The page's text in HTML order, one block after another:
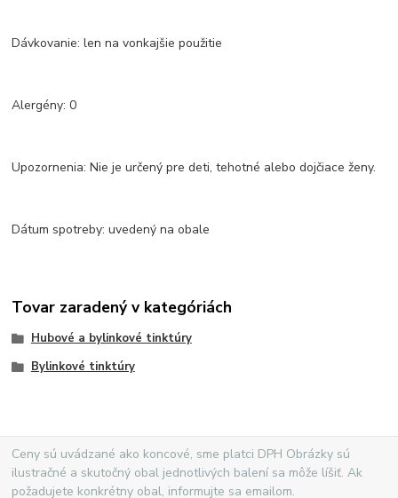
Dávkovanie: len na vonkajšie použitie
Alergény: 0
Upozornenia: Nie je určený pre deti, tehotné alebo dojčiace ženy.
Dátum spotreby: uvedený na obale
Tovar zaradený v kategóriách
Hubové a bylinkové tinktúry
Bylinkové tinktúry
Ceny sú uvádzané ako koncové, sme platci DPH Obrázky sú
ilustračné a skutočný obal jednotlivých balení sa môže líšiť. Ak
požadujete konkrétny obal, informujte sa emailom.